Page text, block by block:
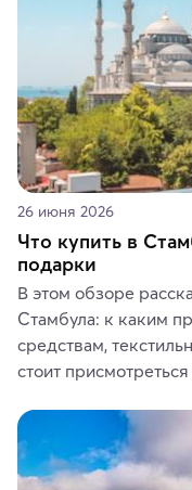
26 июня 2026
Что купить в
подарки
В этом обзоре
Стамбула: к каким
средствам,
стоит
керамики и изделий
аутентичных
память о